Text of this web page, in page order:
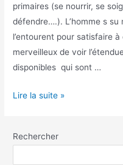
primaires (se nourrir, se
défendre….). L’homme s
l’entourent pour satisfaire
merveilleux de voir
disponibles qui sont …
Lire la suite »
Rechercher